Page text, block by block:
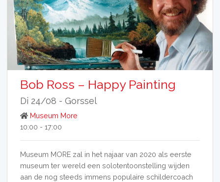
Bob Ross – Happy Painting
Di 24/08 - Gorssel
Museum More
10:00 - 17:00
Museum MORE zal in het najaar van 2020 als eerste
museum ter wereld een solotentoonstelling wijden
aan de nog steeds immens populaire schildercoach